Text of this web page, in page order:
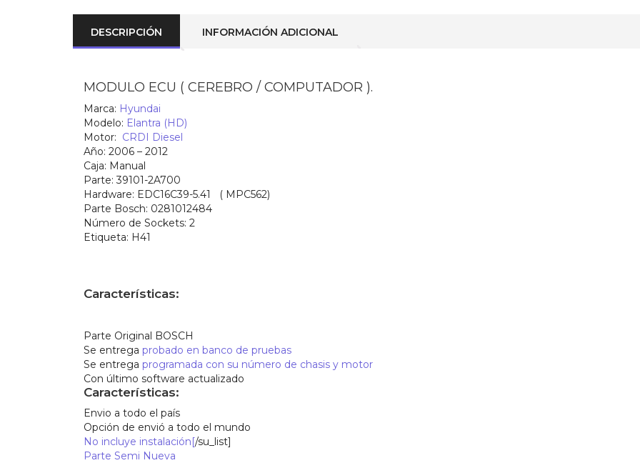
(
)
DESCRIPCIÓN INFORMACIÓN ADICIONAL
MODULO ECU ( CEREBRO / COMPUTADOR ).
Marca: Hyundai
Modelo: Elantra (HD)
Motor: CRDI Diesel
Año: 2006 – 2012
Caja: Manual
Parte:39101-2A700
Hardware: EDC16C39-5.41 ( MPC562)
Parte Bosch: 0281012484
Número de Sockets: 2
Etiqueta: H41
Características:
Parte Original BOSCH
Se entrega probado en banco de pruebas
Se entrega programada con su número de chasis y motor
Con último software actualizado
Características:
Envio a todo el país
Opción de envió a todo el mundo
No incluye instalación[/su_list]
Parte Semi Nueva